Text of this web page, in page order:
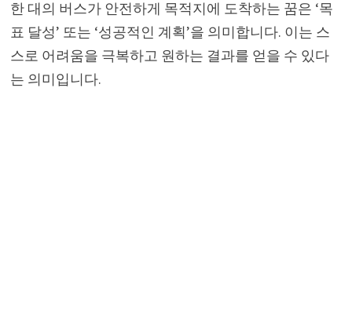
한 대의 버스가 안전하게 목적지에 도착하는 꿈은 ‘목
표 달성’ 또는 ‘성공적인 계획’을 의미합니다. 이는 스
스로 어려움을 극복하고 원하는 결과를 얻을 수 있다
는 의미입니다.